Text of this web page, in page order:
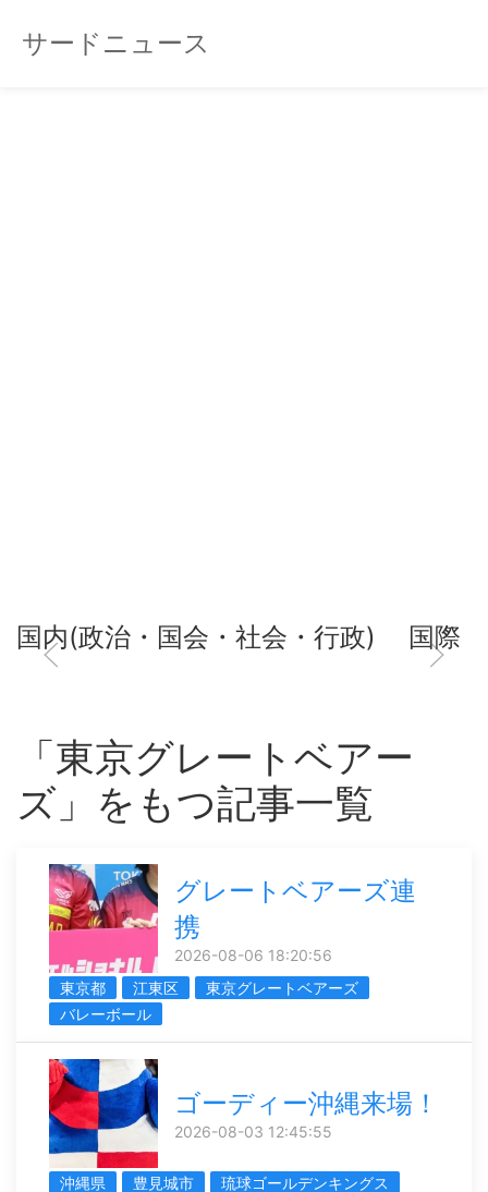
サードニュース
国内(政治・国会・社会・行政) 国際
「東京グレートベアー
ズ」をもつ記事一覧
グレートベアーズ連
携
2026-08-06 18:20:56
東京都
江東区
東京グレートベアーズ
バレーボール
ゴーディー沖縄来場！
2026-08-03 12:45:55
沖縄県 豊見城市
琉球ゴールデンキングス